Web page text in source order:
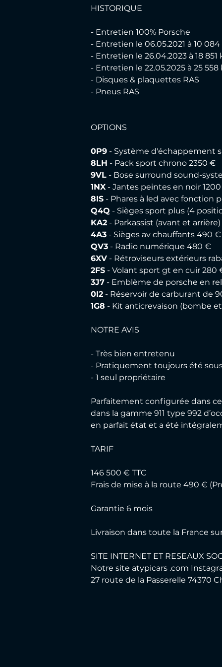
HISTORIQUE
- Entretien 100% Porsche
- Entretien le 06.05.2021 à 10 084
- Entretien le 26.04.2023 à 18 851
- Entretien le 22.05.2025 à 25 558
- Disques & plaquettes RAS
- Pneus RAS
OPTIONS
0P9 - Système d'échappement
8LH - Pack sport chrono 2350 €
9VL - Bose surround sound-
1NX - Jantes peintes en noir
8IS - Phares à led avec fonction
Q4Q - Sièges sport plus (4
KA2 - Parkassist (avant et
4A3 - Sièges av chauffants 490 €
QV3 - Radio numérique 480 €
6XV - Rétroviseurs extérieurs
2FS - Volant sport gt en cuir 280
3J7 - Emblème de porsche en
0I2 - Réservoir de carburant de
1G8 - Kit anticrevaison (bombe
NOTRE AVIS
- Très bien entretenu
- Pratiquement toujours été
- 1 seul propriétaire
Parfaitement configurée dans
dans la gamme 911 type 992
en parfait état et a été
TARIF
146 500 € TTC
Frais de mise à la route 490 €
Garantie 6 mois
Livraison dans toute la France
SITE INTERNET ET RESEAUX
Notre site atypicars .com
27 route de la Passerelle 74370